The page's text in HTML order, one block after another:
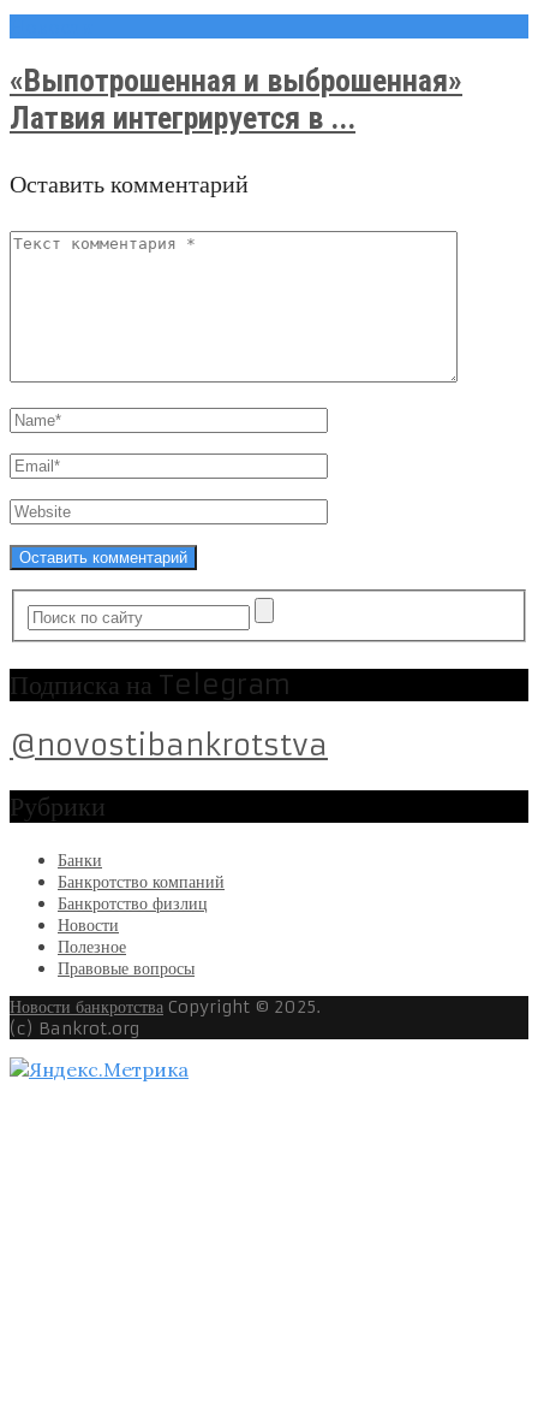
«Выпотрошенная и выброшенная»
Латвия интегрируется в ...
Оставить комментарий
Подписка на Telegram
@novostibankrotstva
Рубрики
Банки
Банкротство компаний
Банкротство физлиц
Новости
Полезное
Правовые вопросы
Новости банкротства Copyright © 2025.
(c) Bankrot.org